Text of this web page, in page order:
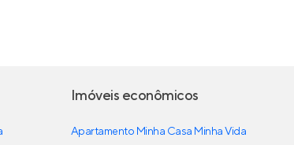
Imóveis econômicos
Apartamento Minha Casa Minha Vida